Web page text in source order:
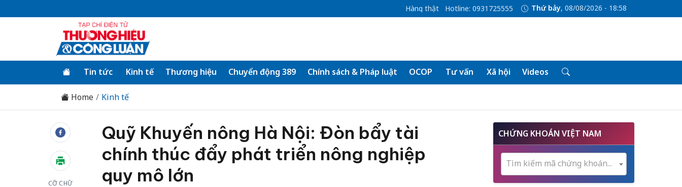
Hàng thật Hotline: 0931725555 Thứ bảy, 08/08/2026 - 18:58
Tin tức Kinh tế Thương hiệu Chuyển động 389 Chính sách & Pháp luật OCOP Tư vấn Xã hội Videos
Home Kinh tế
CỠ CHỮ
Quỹ Khuyến nông Hà Nội: Đòn bẩy tài
chính thúc đẩy phát triển nông nghiệp
quy mô lớn
CHỨNG KHOÁN VIỆT NAM
Tìm kiếm mã chứng khoán...